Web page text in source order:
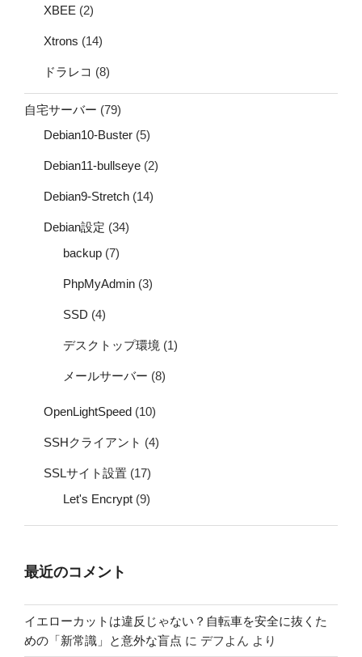
XBEE (2)
Xtrons (14)
ドラレコ (8)
自宅サーバー (79)
Debian10-Buster (5)
Debian11-bullseye (2)
Debian9-Stretch (14)
Debian設定 (34)
backup (7)
PhpMyAdmin (3)
SSD (4)
デスクトップ環境 (1)
メールサーバー (8)
OpenLightSpeed (10)
SSHクライアント (4)
SSLサイト設置 (17)
Let's Encrypt (9)
最近のコメント
イエローカットは違反じゃない？自転車を安全に抜くた
めの「新常識」と意外な盲点 に デフよん より